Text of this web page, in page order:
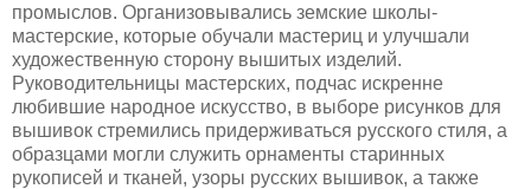
промыслов. Организовывались земские школы-
мастерские, которые обучали мастериц и улучшали
художественную сторону вышитых изделий.
Руководительницы мастерских, подчас искренне
любившие народное искусство, в выборе рисунков для
вышивок стремились придерживаться русского стиля, а
образцами могли служить орнаменты старинных
рукописей и тканей, узоры русских вышивок, а также